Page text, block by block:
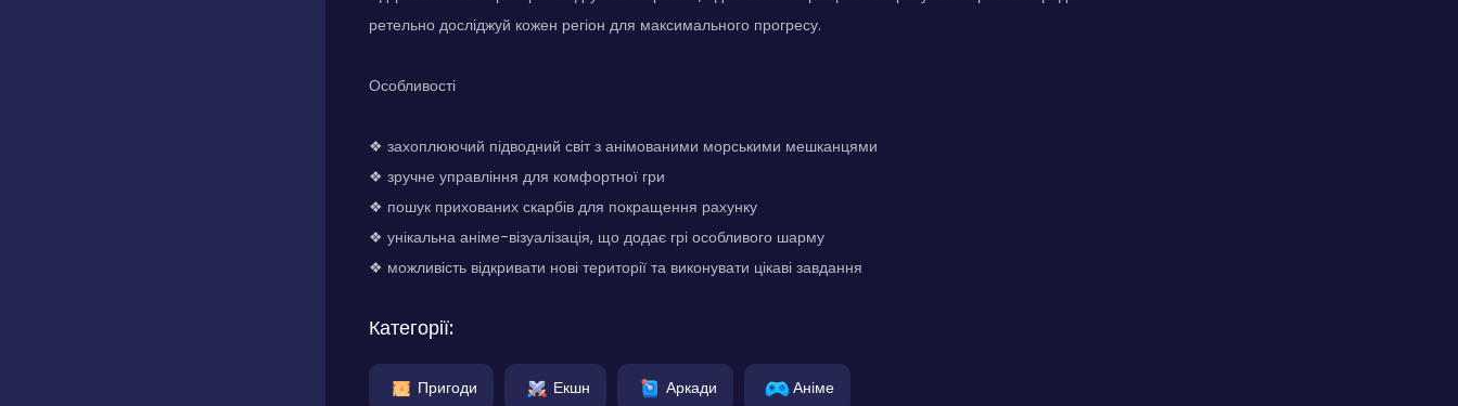
ретельно досліджуй кожен регіон для максимального прогресу.
Особливості
❖ захоплюючий підводний світ з анімованими морськими мешканцями
❖ зручне управління для комфортної гри
❖ пошук прихованих скарбів для покращення рахунку
❖ унікальна аніме-візуалізація, що додає грі особливого шарму
❖ можливість відкривати нові території та виконувати цікаві завдання
Категорії:
Пригоди Екшн Аркади Аніме